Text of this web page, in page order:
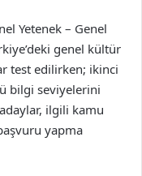
Yetenek – Genel
genel kültür
test edilirken; ikinci
bilgi seviyelerini
ilgili kamu
yapma